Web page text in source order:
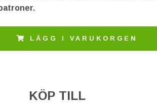
LÄGG I VARUKORGEN
KÖP TILL